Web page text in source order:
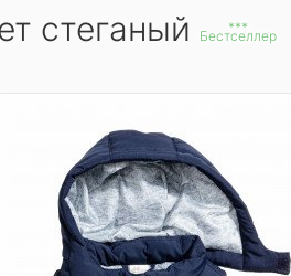
стеганый ***
Бестселлер